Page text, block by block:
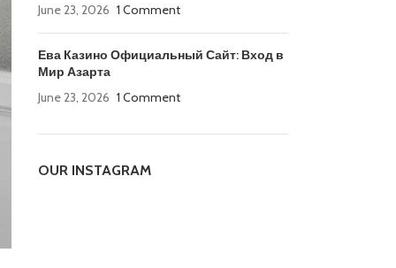
June 23, 2026 1 Comment
Ева Казино Официальный Сайт: Вход в
Мир Азарта
June 23, 2026 1 Comment
OUR INSTAGRAM